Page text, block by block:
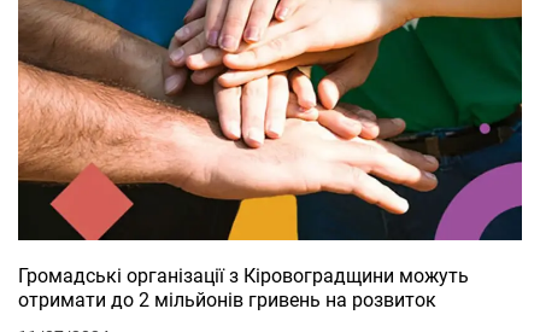
Громадські організації з Кіровоградщини можуть
отримати до 2 мільйонів гривень на розвиток